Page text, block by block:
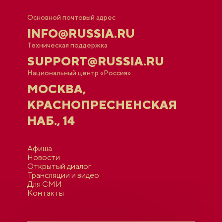
Основной почтовый адрес
INFO@RUSSIA.RU
Техническая поддержка
SUPPORT@RUSSIA.RU
Национальный центр «Россия»
МОСКВА,
КРАСНОПРЕСНЕНСКАЯ
НАБ., 14
Афиша
Новости
Открытый диалог
Трансляции и видео
Для СМИ
Контакты